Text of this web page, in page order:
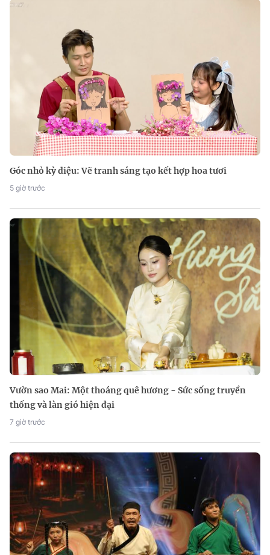
Góc nhỏ kỳ diệu: Vẽ tranh sáng tạo kết hợp hoa tươi
5 giờ trước
Vườn sao Mai: Một thoáng quê hương - Sức sống truyền
thống và làn gió hiện đại
7 giờ trước